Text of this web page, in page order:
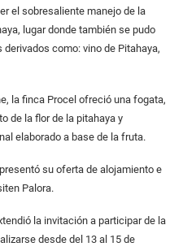
el sobresaliente manejo de la
lugar donde también se pudo
como: vino de Pitahaya,
la finca Procel ofreció una fogata,
de la flor de la pitahaya y
elaborado a base de la fruta.
su oferta de alojamiento e
Palora.
la invitación a participar de la
desde del 13 al 15 de